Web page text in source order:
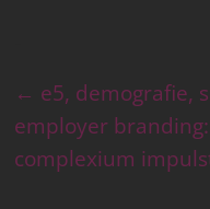
← e5, demografie,
employer
complexium